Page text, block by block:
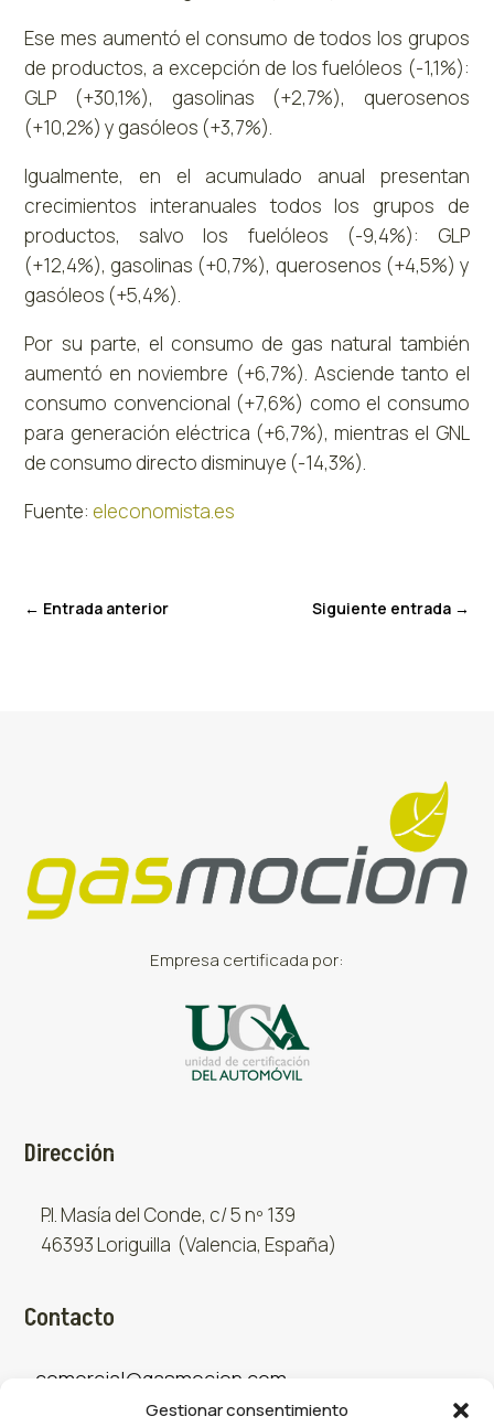
Gestionar consentimiento
Ese mes aumentó el consumo de todos los grupos
de productos, a excepción de los fuelóleos (-1,1%):
GLP (+30,1%), gasolinas (+2,7%), querosenos
(+10,2%) y gasóleos (+3,7%).
Igualmente, en el acumulado anual presentan
crecimientos interanuales todos los grupos de
productos, salvo los fuelóleos (-9,4%): GLP
(+12,4%), gasolinas (+0,7%), querosenos (+4,5%) y
gasóleos (+5,4%).
Por su parte, el consumo de gas natural también
aumentó en noviembre (+6,7%). Asciende tanto el
consumo convencional (+7,6%) como el consumo
para generación eléctrica (+6,7%), mientras el GNL
de consumo directo disminuye (-14,3%).
Fuente: eleconomista.es
← Entrada anterior Siguiente entrada→
Empresa certificada por:
Dirección
P.I. Masía del Conde, c/ 5 nº 139
46393 Loriguilla (Valencia, España)
Contacto
comercial@gasmocion.com